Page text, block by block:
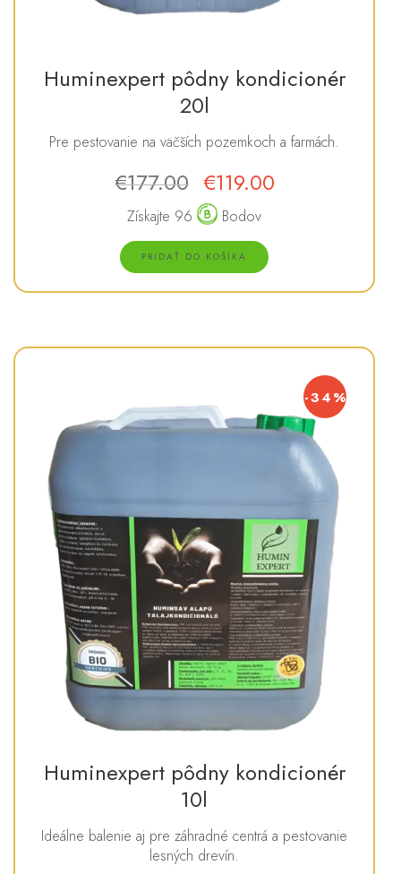
Huminexpert pôdny kondicionér
20l
Pre pestovanie na väčších pozemkoch a farmách.
€177.00
Pôvodná
cena
bola:
€177.00.
€119.00
Získajte 96 Bodov
PRIDAŤ DO KOŠÍKA
-34%
Huminexpert pôdny kondicionér
10l
Ideálne balenie aj pre záhradné centrá a pestovanie
lesných drevín.